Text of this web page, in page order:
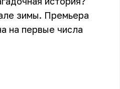
зимы. Премьера
на первые числа